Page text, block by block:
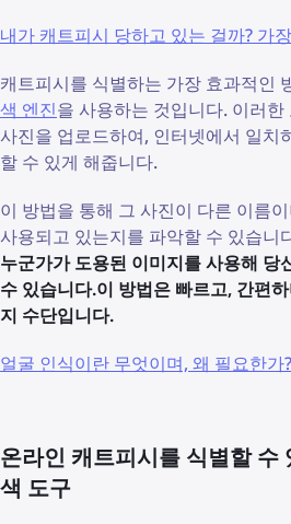
내가 캐트피시 당하고 있는 걸까? 가
캐트피시를 식별하는 가장 효과적인
색 엔진을 사용하는 것입니다. 이러
사진을 업로드하여, 인터넷에서 일치
할 수 있게 해줍니다.
이 방법을 통해 그 사진이 다른 이름
사용되고 있는지를 파악할 수 있습니
누군가가 도용된 이미지를 사용해 당
수 있습니다.이 방법은 빠르고, 간편
지 수단입니다.
얼굴 인식이란 무엇이며, 왜 필요한가?
온라인 캐트피시를 식별할 수
색 도구